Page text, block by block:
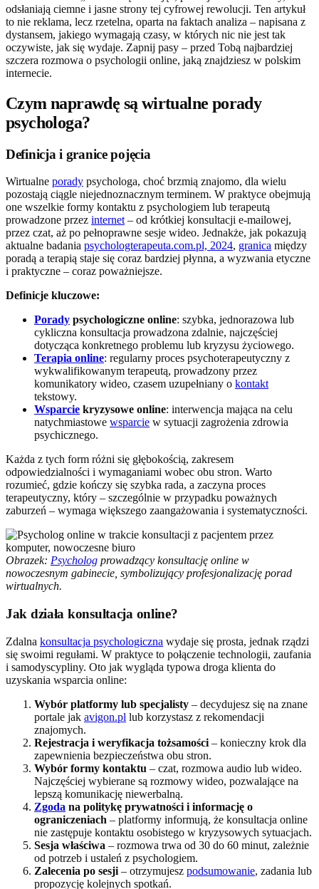
odsłaniają ciemne i jasne strony tej cyfrowej rewolucji. Ten artykuł
to nie reklama, lecz rzetelna, oparta na faktach analiza – napisana z
dystansem, jakiego wymagają czasy, w których nic nie jest tak
oczywiste, jak się wydaje. Zapnij pasy – przed Tobą najbardziej
szczera rozmowa o psychologii online, jaką znajdziesz w polskim
internecie.
Czym naprawdę są wirtualne porady
psychologa?
Definicja i granice pojęcia
Wirtualne porady psychologa, choć brzmią znajomo, dla wielu
pozostają ciągle niejednoznacznym terminem. W praktyce obejmują
one wszelkie formy kontaktu z psychologiem lub terapeutą
prowadzone przez internet – od krótkiej konsultacji e-mailowej,
przez czat, aż po pełnoprawne sesje wideo. Jednakże, jak pokazują
aktualne badania psychologterapeuta.com.pl, 2024, granica między
poradą a terapią staje się coraz bardziej płynna, a wyzwania etyczne
i praktyczne – coraz poważniejsze.
Definicje kluczowe:
Porady psychologiczne online: szybka, jednorazowa lub
cykliczna konsultacja prowadzona zdalnie, najczęściej
dotycząca konkretnego problemu lub kryzysu życiowego.
Terapia online: regularny proces psychoterapeutyczny z
wykwalifikowanym terapeutą, prowadzony przez
komunikatory wideo, czasem uzupełniany o kontakt
tekstowy.
Wsparcie kryzysowe online: interwencja mająca na celu
natychmiastowe wsparcie w sytuacji zagrożenia zdrowia
psychicznego.
Każda z tych form różni się głębokością, zakresem
odpowiedzialności i wymaganiami wobec obu stron. Warto
rozumieć, gdzie kończy się szybka rada, a zaczyna proces
terapeutyczny, który – szczególnie w przypadku poważnych
zaburzeń – wymaga większego zaangażowania i systematyczności.
Obrazek: Psycholog prowadzący konsultację online w
nowoczesnym gabinecie, symbolizujący profesjonalizację porad
wirtualnych.
Jak działa konsultacja online?
Zdalna konsultacja psychologiczna wydaje się prosta, jednak rządzi
się swoimi regułami. W praktyce to połączenie technologii, zaufania
i samodyscypliny. Oto jak wygląda typowa droga klienta do
uzyskania wsparcia online:
Wybór platformy lub specjalisty – decydujesz się na znane
portale jak avigon.pl lub korzystasz z rekomendacji
znajomych.
Rejestracja i weryfikacja tożsamości – konieczny krok dla
zapewnienia bezpieczeństwa obu stron.
Wybór formy kontaktu – czat, rozmowa audio lub wideo.
Najczęściej wybierane są rozmowy wideo, pozwalające na
lepszą komunikację niewerbalną.
Zgoda na politykę prywatności i informację o
ograniczeniach – platformy informują, że konsultacja online
nie zastępuje kontaktu osobistego w kryzysowych sytuacjach.
Sesja właściwa – rozmowa trwa od 30 do 60 minut, zależnie
od potrzeb i ustaleń z psychologiem.
Zalecenia po sesji – otrzymujesz podsumowanie, zadania lub
propozycję kolejnych spotkań.